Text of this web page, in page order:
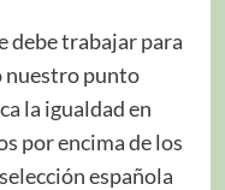
debe trabajar para
nuestro punto
la igualdad en
por encima de los
española